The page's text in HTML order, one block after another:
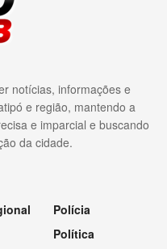
notícias, informações e
e região, mantendo a
e imparcial e buscando
da cidade.
Polícia
Política